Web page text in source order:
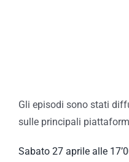
Gli episodi sono stati
sulle principali
Sabato 27 aprile alle